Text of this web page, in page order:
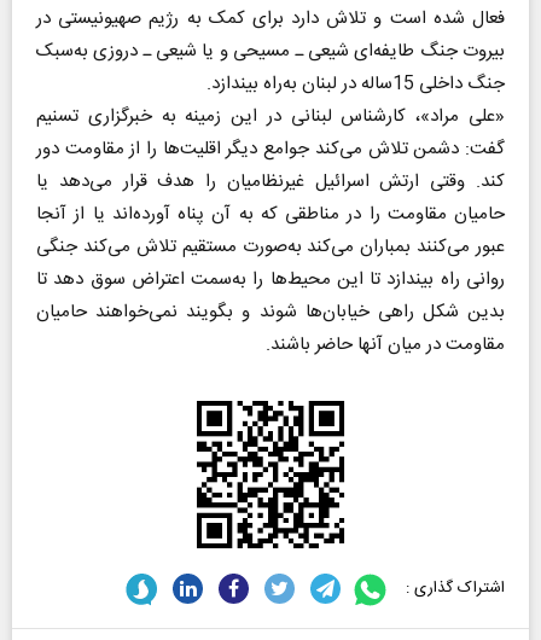
فعال شده است و تلاش دارد برای کمک به رژیم صهیونیستی در
بیروت جنگ طایفه‌ای شیعی ـ مسیحی و یا شیعی ـ دروزی به‌سبک
جنگ داخلی 15ساله در لبنان به‌راه بیندازد.
«علی مراد»، کارشناس لبنانی در این زمینه به خبرگزاری تسنیم
گفت: دشمن تلاش می‌کند جوامع دیگر اقلیت‌ها را از مقاومت دور
کند. وقتی ارتش اسرائیل غیرنظامیان را هدف قرار می‌دهد یا
حامیان مقاومت را در مناطقی که به آن پناه آورده‌اند یا از آنجا
عبور می‌کنند بمباران می‌کند به‌صورت مستقیم تلاش می‌کند جنگی
روانی راه بیندازد تا این محیط‌ها را به‌سمت اعتراض سوق دهد تا
بدین شکل راهی خیابان‌ها شوند و بگویند نمی‌خواهند حامیان
مقاومت در میان آنها حاضر باشند.
اشتراک گذاری :